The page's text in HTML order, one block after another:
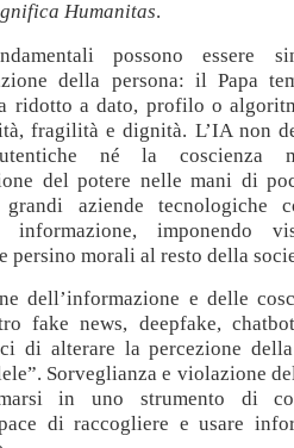
Humanitas.
possono essere
della persona: il Papa
ridotto a dato, profilo o
fragilità e dignità. L’IA non
né la coscienza
del potere nelle mani di
aziende tecnologiche
imponendo
persino morali al resto della
dell’informazione e delle
fake news, deepfake,
di alterare la percezione
Sorveglianza e violazione
in uno strumento di
di raccogliere e usare